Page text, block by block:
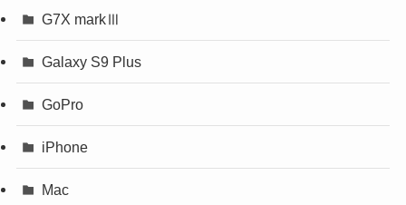
G7X markⅢ
Galaxy S9 Plus
GoPro
iPhone
Mac